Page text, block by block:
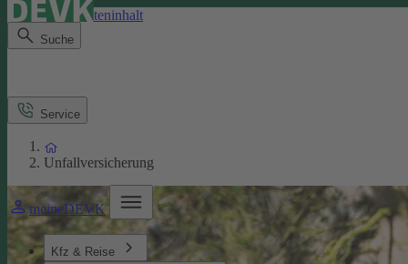
Direkt zum Seiteninhalt
Suche
meineDEVK
Kfz & Reise
Service
Unfallversicherung